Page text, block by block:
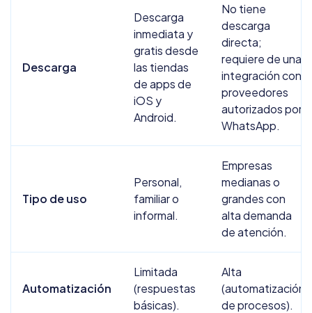
Descarga
Descarga
inmediata y
gratis desde
las tiendas
de apps de
iOS y
Android.
No tiene
descarga
directa;
requiere de una
integración con
proveedores
autorizados por
WhatsApp.
Tipo de uso
Personal,
familiar o
informal.
Empresas
medianas o
grandes con
alta demanda
de atención.
Automatización
Limitada
(respuestas
básicas).
Alta
(automatización
de procesos).